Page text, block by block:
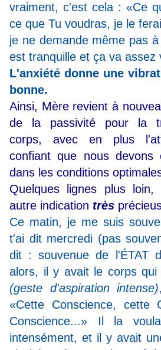
vraiment, c'est cela : «Ce
ce que Tu voudras, je le
je ne demande même pas à
est tranquille et ça va assez
L'anxiété donne une
bonne.
Ainsi, Mère revient à
de la passivité pour la
corps, avec en plus
confiant que nous devons
dans les conditions
Quelques lignes plus
autre indication très
Ce matin, je me suis
t'ai dit mercredi (pas
dit : souvenue de l'ÉTAT
alors, il y avait le corps qui
(geste d'aspiration intense)
«Cette Conscience, cette
Conscience...» Il la
intensément, et il y avait